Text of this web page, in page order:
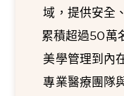
域，提供安全
累積超過50萬
美學管理到內
專業醫療團隊